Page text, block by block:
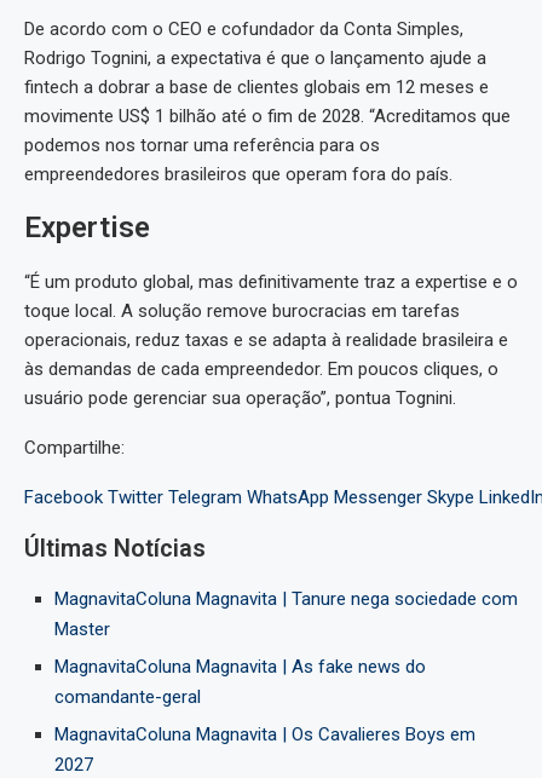
De acordo com o CEO e cofundador da Conta Simples,
Rodrigo Tognini, a expectativa é que o lançamento ajude a
fintech a dobrar a base de clientes globais em 12 meses e
movimente US$ 1 bilhão até o fim de 2028. “Acreditamos que
podemos nos tornar uma referência para os
empreendedores brasileiros que operam fora do país.
Expertise
“É um produto global, mas definitivamente traz a expertise e o
toque local. A solução remove burocracias em tarefas
operacionais, reduz taxas e se adapta à realidade brasileira e
às demandas de cada empreendedor. Em poucos cliques, o
usuário pode gerenciar sua operação”, pontua Tognini.
Compartilhe:
Facebook Twitter Telegram WhatsApp Messenger Skype
Últimas Notícias
MagnavitaColuna Magnavita | Tanure nega sociedade com
Master
MagnavitaColuna Magnavita | As fake news do
comandante-geral
MagnavitaColuna Magnavita | Os Cavalieres Boys em
2027